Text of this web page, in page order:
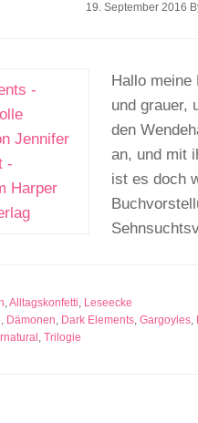
19. September 2016
Hallo meine
und grauer,
den
an, und mit
ist es doch
,Alltagskonfetti, Leseecke
, Dämonen, Dark Elements, Gargoyles,
, Trilogie